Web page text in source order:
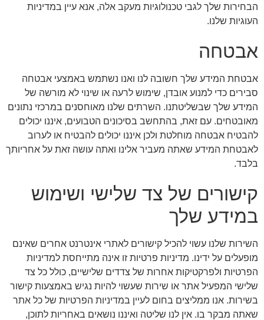
הבחירות שלך לגבי טכנולוגיות מעקב אלה, אנא עיין במדיניות
העוגיות שלנו.
אבטחה
אבטחת המידע שלך חשובה לנו ואנו נשתמש באמצעי אבטחה
סבירים כדי למנוע אובדן, שימוש לרעה או שינוי לא מורשה של
המידע שלך שבשליטתנו. השרתים שלנו מאוחסנים במרכזי נתונים
מאובטחים. עם זאת, בהתחשב בסיכונים הטבועים, איננו יכולים
להבטיח אבטחה מוחלטת ולכן איננו יכולים להבטיח או לערוב
לאבטחת המידע שאתה מעביר אלינו ואתה עושה זאת על אחריותך
בלבד.
קישורים של צד שלישי ושימוש
במידע שלך
השירות שלנו עשוי להכיל קישורים לאתרי אינטרנט אחרים שאינם
מופעלים על ידינו. מדיניות פרטיות זו אינה מתייחסת למדיניות
הפרטיות ולפרקטיקות אחרות של צדדים שלישיים, כולל כל צד
שלישי המפעיל אתר או שירות שעשוי להיות נגיש באמצעות קישור
בשירות. אנו ממליצים בחום לעיין במדיניות הפרטיות של כל אתר
שאתה מבקר בו. אין לנו שליטה ואיננו נושאים באחריות לתוכן,